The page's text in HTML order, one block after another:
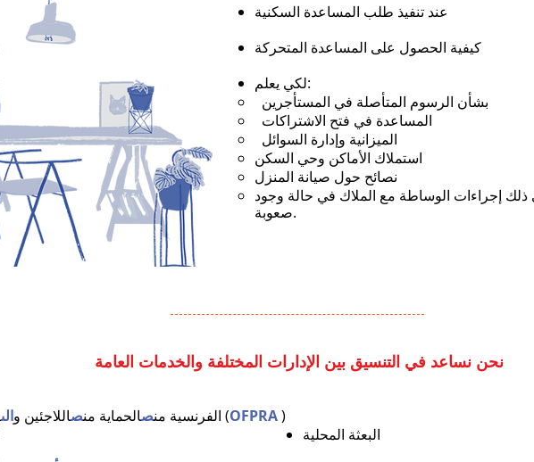
عند تنفيذ طلب المساعدة السكنية
كيفية الحصول على المساعدة المتحركة
لكي يعلم:
بشأن الرسوم المتأصلة في المستأجرين
المساعدة في فتح الاشتراكات
الميزانية وإدارة السوائل
استملاك الأماكن وحي السكن
نصائح حول صيانة المنزل
إجراءات الوساطة مع الملاك في حالة وجود
صعوبة.
نحن نساعد في التنسيق بين الإدارات المختلفة والخدمات العامة
الفرنسية منصالحماية منصاللاجئين والى باتريدز (OFPRA)